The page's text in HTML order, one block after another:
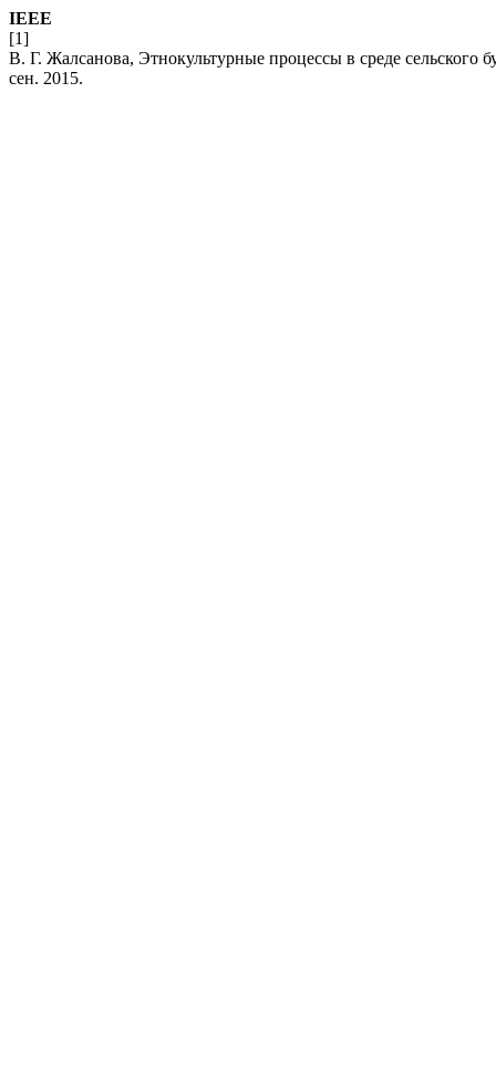
IEEE
[1]
В. Г. Жалсанова, Этнокультурные процессы в среде сельского
сен. 2015.